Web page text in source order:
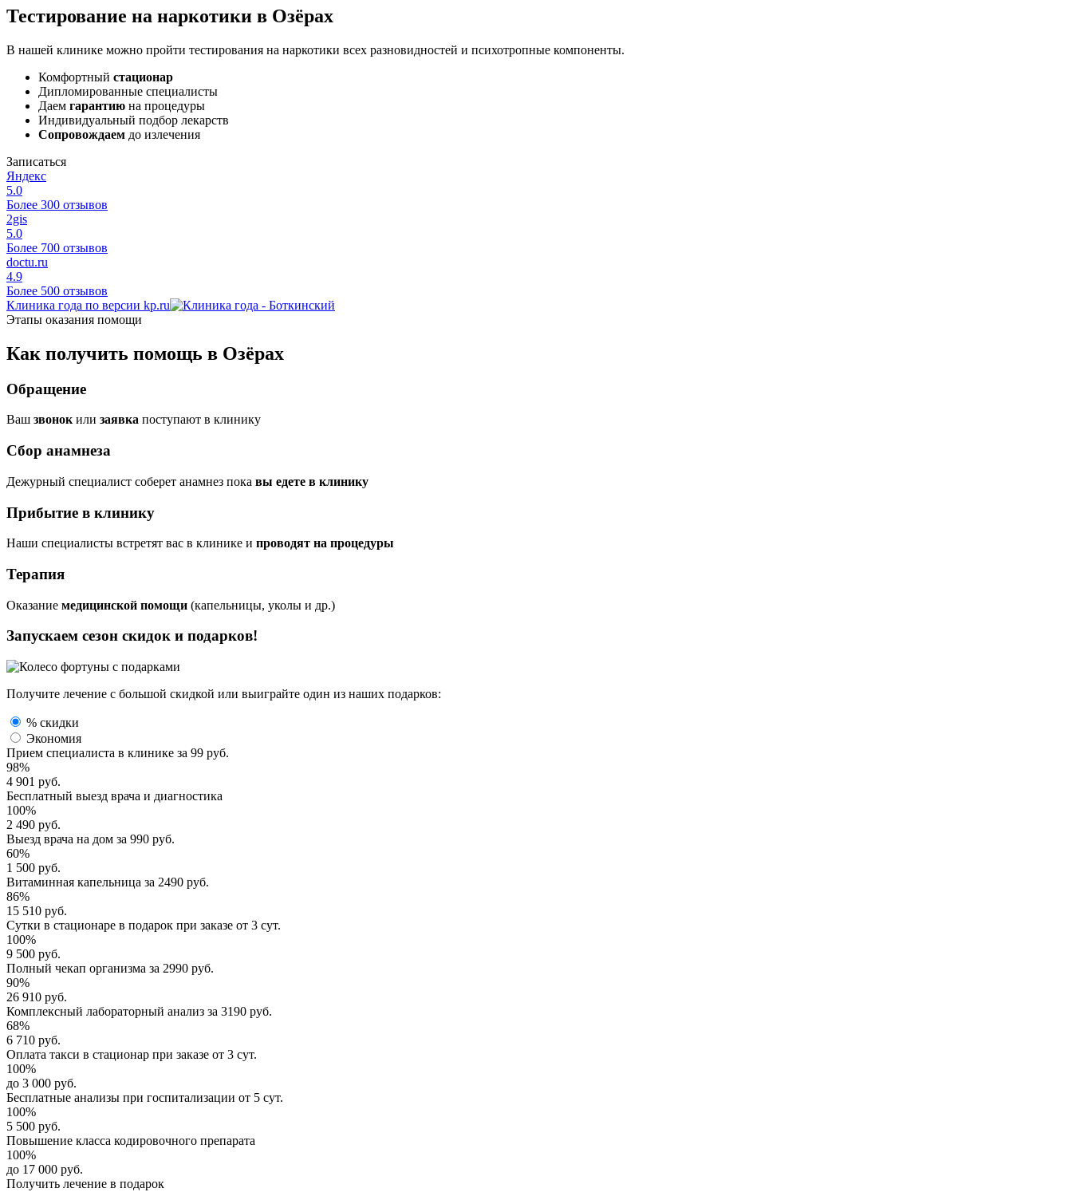
Тестирование на наркотики в Озёрах
В нашей клинике можно пройти тестирования на наркотики всех разновидностей и психотропные компоненты.
Комфортный стационар
Дипломированные специалисты
Даем гарантию на процедуры
Индивидуальный подбор лекарств
Сопровождаем до излечения
Записаться
Яндекс
5.0
Более 300 отзывов
2gis
5.0
Более 700 отзывов
doctu.ru
4.9
Более 500 отзывов
Клиника года по версии kp.ru
Этапы оказания помощи
Как получить помощь в Озёрах
Обращение
Ваш звонокили заявка поступают в клинику
Сбор анамнеза
Дежурный специалист соберет анамнез пока вы едете в клинику
Прибытие в клинику
Наши специалисты встретят вас в клинике и проводят на процедуры
Терапия
Оказание медицинской помощи (капельницы, уколы и др.)
Запускаем сезон скидок и подарков!
Получите лечение с большой скидкой или выиграйте один из наших подарков:
% скидки
Экономия
Прием специалиста в клинике за 99 руб.
98%
4 901 руб.
Бесплатный выезд врача и диагностика
100%
2 490 руб.
Выезд врача на дом за 990 руб.
60%
1 500 руб.
Витаминная капельница за 2490 руб.
86%
15 510 руб.
Сутки в стационаре в подарок при заказе от 3 сут.
100%
9 500 руб.
Полный чекап организма за 2990 руб.
90%
26 910 руб.
Комплексный лабораторный анализ за 3190 руб.
68%
6 710 руб.
Оплата такси в стационар при заказе от 3 сут.
100%
до 3 000 руб.
Бесплатные анализы при госпитализации от 5 сут.
100%
5 500 руб.
Повышение класса кодировочного препарата
100%
до 17 000 руб.
Получить лечение в подарок